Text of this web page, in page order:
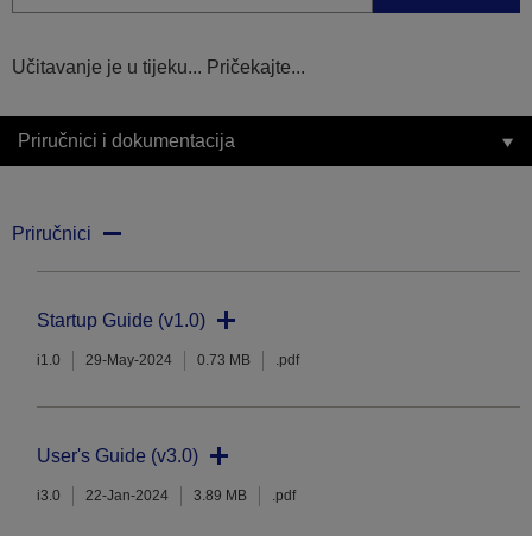
Učitavanje je u tijeku... Pričekajte...
Priručnici i dokumentacija
Priručnici
Startup Guide (v1.0)
i1.0 29-May-2024 0.73 MB .pdf
User's Guide (v3.0)
i3.0 22-Jan-2024 3.89 MB .pdf